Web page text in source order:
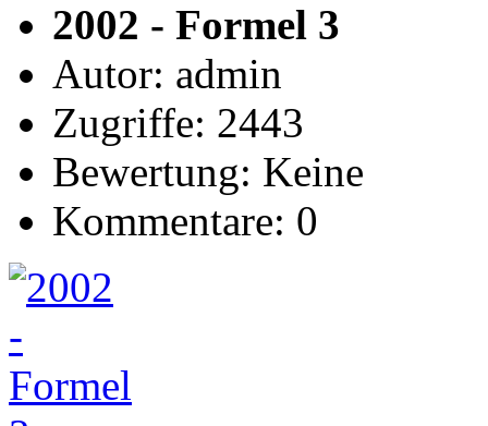
2002 - Formel 3
Autor: admin
Zugriffe: 2443
Bewertung: Keine
Kommentare: 0